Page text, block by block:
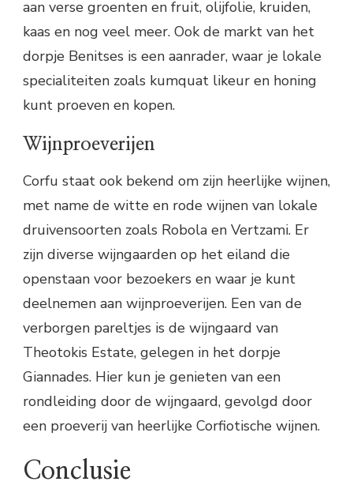
aan verse groenten en fruit, olijfolie, kruiden,
kaas en nog veel meer. Ook de markt van het
dorpje Benitses is een aanrader, waar je lokale
specialiteiten zoals kumquat likeur en honing
kunt proeven en kopen.
Wijnproeverijen
Corfu staat ook bekend om zijn heerlijke wijnen,
met name de witte en rode wijnen van lokale
druivensoorten zoals Robola en Vertzami. Er
zijn diverse wijngaarden op het eiland die
openstaan voor bezoekers en waar je kunt
deelnemen aan wijnproeverijen. Een van de
verborgen pareltjes is de wijngaard van
Theotokis Estate, gelegen in het dorpje
Giannades. Hier kun je genieten van een
rondleiding door de wijngaard, gevolgd door
een proeverij van heerlijke Corfiotische wijnen.
Conclusie